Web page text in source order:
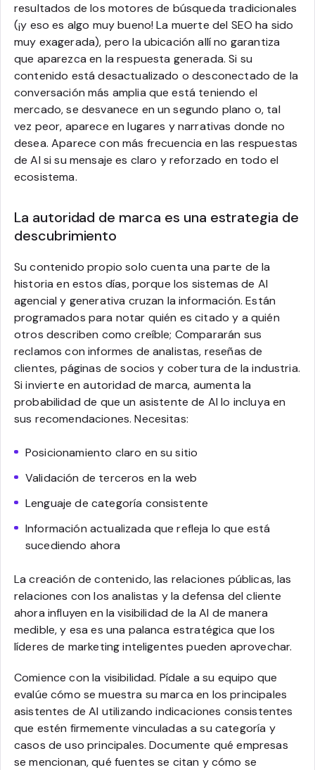
resultados de los motores de búsqueda tradicionales
(¡y eso es algo muy bueno! La muerte del SEO ha sido
muy exagerada), pero la ubicación allí no garantiza
que aparezca en la respuesta generada. Si su
contenido está desactualizado o desconectado de la
conversación más amplia que está teniendo el
mercado, se desvanece en un segundo plano o, tal
vez peor, aparece en lugares y narrativas donde no
desea. Aparece con más frecuencia en las respuestas
de AI si su mensaje es claro y reforzado en todo el
ecosistema.
La autoridad de marca es una estrategia de
descubrimiento
Su contenido propio solo cuenta una parte de la
historia en estos días, porque los sistemas de AI
agencial y generativa cruzan la información. Están
programados para notar quién es citado y a quién
otros describen como creíble; Compararán sus
reclamos con informes de analistas, reseñas de
clientes, páginas de socios y cobertura de la industria.
Si invierte en autoridad de marca, aumenta la
probabilidad de que un asistente de AI lo incluya en
sus recomendaciones. Necesitas:
Posicionamiento claro en su sitio
Validación de terceros en la web
Lenguaje de categoría consistente
Información actualizada que refleja lo que está
sucediendo ahora
La creación de contenido, las relaciones públicas, las
relaciones con los analistas y la defensa del cliente
ahora influyen en la visibilidad de la AI de manera
medible, y esa es una palanca estratégica que los
líderes de marketing inteligentes pueden aprovechar.
Comience con la visibilidad. Pídale a su equipo que
evalúe cómo se muestra su marca en los principales
asistentes de AI utilizando indicaciones consistentes
que estén firmemente vinculadas a su categoría y
casos de uso principales. Documente qué empresas
se mencionan, qué fuentes se citan y cómo se